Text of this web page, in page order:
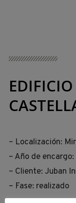
– Localización:
– Año de
– Cliente: Juban
– Fase: realizado